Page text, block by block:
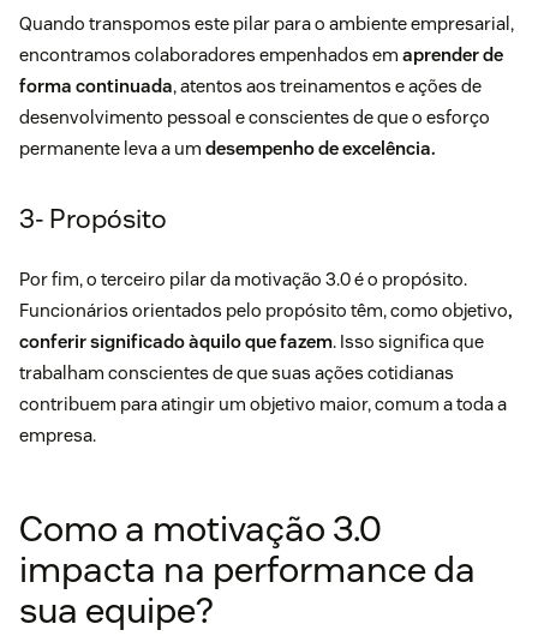
Quando transpomos este pilar para o ambiente empresarial,
encontramos colaboradores empenhados em aprender de
forma continuada, atentos aos treinamentos e ações de
desenvolvimento pessoal e conscientes de que o esforço
permanente leva a um desempenho de excelência.
3- Propósito
Por fim, o terceiro pilar da motivação 3.0 é o propósito.
Funcionários orientados pelo propósito têm, como objetivo,
conferir significado àquilo que fazem. Isso significa que
trabalham conscientes de que suas ações cotidianas
contribuem para atingir um objetivo maior, comum a toda a
empresa.
Como a motivação 3.0
impacta na performance da
sua equipe?